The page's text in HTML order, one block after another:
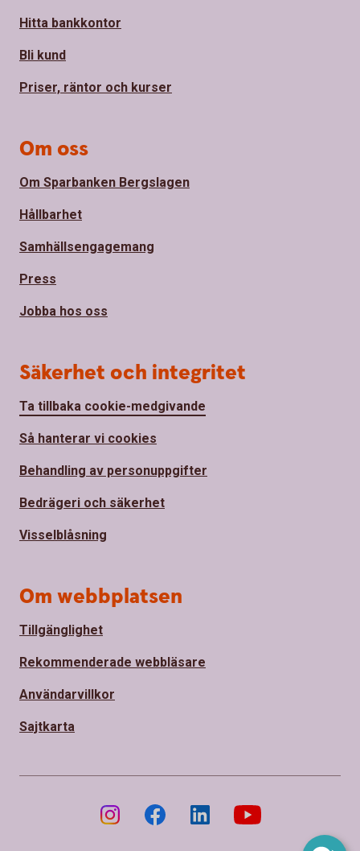
Hitta bankkontor
Bli kund
Priser, räntor och kurser
Om oss
Om Sparbanken Bergslagen
Hållbarhet
Samhällsengagemang
Press
Jobba hos oss
Säkerhet och integritet
Ta tillbaka cookie-medgivande
Så hanterar vi cookies
Behandling av personuppgifter
Bedrägeri och säkerhet
Visselblåsning
Om webbplatsen
Tillgänglighet
Rekommenderade webbläsare
Användarvillkor
Sajtkarta